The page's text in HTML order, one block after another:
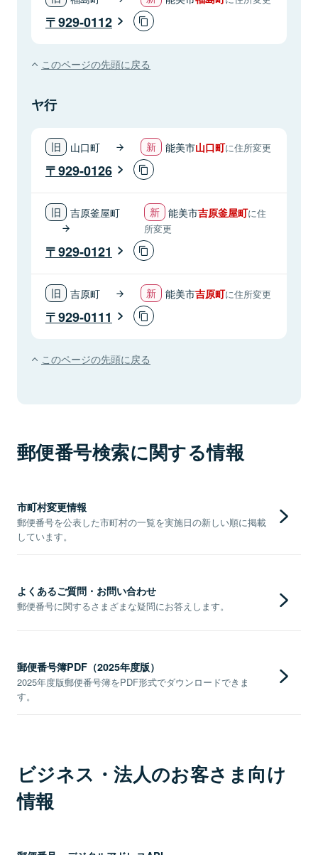
929-0112
このページの先頭に戻る
ヤ行
山口町 能美市山口町に住所変更
929-0126
吉原釜屋町 能美市吉原釜屋町に住
所変更
929-0121
吉原町 能美市吉原町に住所変更
929-0111
このページの先頭に戻る
郵便番号検索に関する情報
市町村変更情報
郵便番号を公表した市町村の一覧を実施日の新しい順に掲載
しています。
よくあるご質問・お問い合わせ
郵便番号に関するさまざまな疑問にお答えします。
郵便番号簿PDF（2025年度版）
2025年度版郵便番号簿をPDF形式でダウンロードできま
す。
ビジネス・法人のお客さま向け
情報